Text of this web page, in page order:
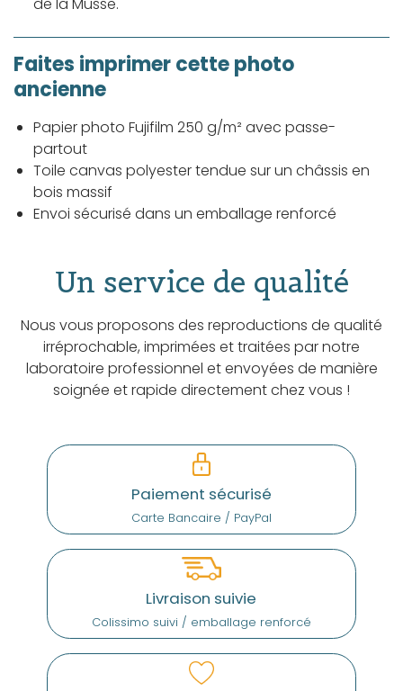
de la Musse.
Faites imprimer cette photo
ancienne
Papier photo Fujifilm 250 g/m² avec passe-
partout
Toile canvas polyester tendue sur un châssis en
bois massif
Envoi sécurisé dans un emballage renforcé
Un service de qualité
Nous vous proposons des reproductions de qualité
irréprochable, imprimées et traitées par notre
laboratoire professionnel et envoyées de manière
soignée et rapide directement chez vous !
Paiement sécurisé
Carte Bancaire / PayPal
Livraison suivie
Colissimo suivi / emballage renforcé